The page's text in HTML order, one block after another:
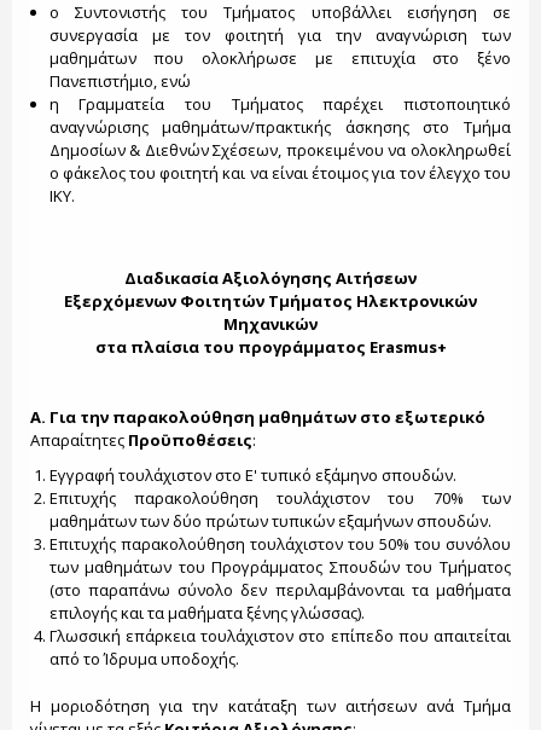
ο Συντονιστής του Τμήματος υποβάλλει εισήγηση σε
συνεργασία με τον φοιτητή για την αναγνώριση των
μαθημάτων που ολοκλήρωσε με επιτυχία στο ξένο
Πανεπιστήμιο, ενώ
η Γραμματεία του Τμήματος παρέχει πιστοποιητικό
αναγνώρισης μαθημάτων/πρακτικής άσκησης στο Τμήμα
Δημοσίων & Διεθνών Σχέσεων, προκειμένου να ολοκληρωθεί
ο φάκελος του φοιτητή και να είναι έτοιμος για τον έλεγχο του
ΙΚΥ.
Διαδικασία Αξιολόγησης Αιτήσεων
Εξερχόμενων Φοιτητών Τμήματος Ηλεκτρονικών
Μηχανικών
στα πλαίσια του προγράμματος Erasmus+
Α. Για την παρακολούθηση μαθημάτων στο εξωτερικό
Απαραίτητες Προϋποθέσεις:
Εγγραφή τουλάχιστον στο Ε' τυπικό εξάμηνο σπουδών.
Επιτυχής παρακολούθηση τουλάχιστον του 70% των
μαθημάτων των δύο πρώτων τυπικών εξαμήνων σπουδών.
Επιτυχής παρακολούθηση τουλάχιστον του 50% του συνόλου
των μαθημάτων του Προγράμματος Σπουδών του Τμήματος
(στο παραπάνω σύνολο δεν περιλαμβάνονται τα μαθήματα
επιλογής και τα μαθήματα ξένης γλώσσας).
Γλωσσική επάρκεια τουλάχιστον στο επίπεδο που απαιτείται
από το Ίδρυμα υποδοχής.
Η μοριοδότηση για την κατάταξη των αιτήσεων ανά Τμήμα